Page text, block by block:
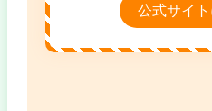
引っ越し割引や家電
コスパも抜群な地域
公式サイ